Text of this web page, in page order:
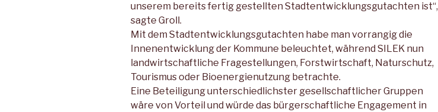
unserem bereits fertig gestellten Stadtentwicklungsgutachten ist“,
sagte Groll.
Mit dem Stadtentwicklungsgutachten habe man vorrangig die
Innenentwicklung der Kommune beleuchtet, während SILEK nun
landwirtschaftliche Fragestellungen, Forstwirtschaft, Naturschutz,
Tourismus oder Bioenergienutzung betrachte.
Eine Beteiligung unterschiedlichster gesellschaftlicher Gruppen
wäre von Vorteil und würde das bürgerschaftliche Engagement in